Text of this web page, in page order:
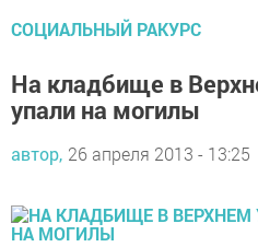
СОЦИАЛЬНЫЙ РАКУРС
На кладбище в
упали на могилы
автор, 26 апреля 2013 - 13:25